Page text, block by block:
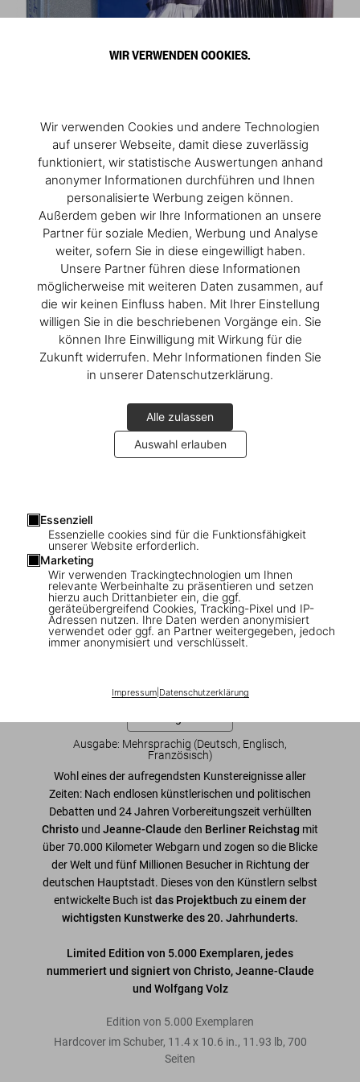
WIR VERWENDEN COOKIES.
Wir verwenden Cookies und andere Technologien
auf unserer Webseite, damit diese zuverlässig
funktioniert, wir statistische Auswertungen anhand
anonymer Informationen durchführen und Ihnen
personalisierte Werbung zeigen können.
Außerdem geben wir Ihre Informationen an unsere
Partner für soziale Medien, Werbung und Analyse
weiter, sofern Sie in diese eingewilligt haben.
Unsere Partner führen diese Informationen
möglicherweise mit weiteren Daten zusammen, auf
die wir keinen Einfluss haben. Mit Ihrer Einstellung
willigen Sie in die beschriebenen Vorgänge ein. Sie
können Ihre Einwilligung mit Wirkung für die
Zukunft widerrufen. Mehr Informationen finden Sie
in unserer Datenschutzerklärung.
Alle zulassen
Auswahl erlauben
Essenziell
Essenzielle cookies sind für die Funktionsfähigkeit
unserer Website erforderlich.
Marketing
Wir verwenden Trackingtechnologien um Ihnen
relevante Werbeinhalte zu präsentieren und setzen
hierzu auch Drittanbieter ein, die ggf.
geräteübergreifend Cookies, Tracking-Pixel und IP-
Adressen nutzen. Ihre Daten werden anonymisiert
verwendet oder ggf. an Partner weitergegeben, jedoch
immer anonymisiert und verschlüsselt.
Impressum| Datenschutzerklärung
SOLD OUT
Christo and Jeanne-Claude. Wrapped
Reichstag. Berlin 1971–1995
US$ 2.000
Warteliste ein, damit wir Sie informieren können.
Ausgabe: Mehrsprachig (Deutsch, Englisch,
Französisch)
Wohl eines der aufregendsten Kunstereignisse aller
Zeiten: Nach endlosen künstlerischen und politischen
Debatten und 24 Jahren Vorbereitungszeit verhüllten
Christo und Jeanne-Claude den Berliner Reichstag mit
über 70.000 Kilometer Webgarn und zogen so die Blicke
der Welt und fünf Millionen Besucher in Richtung der
deutschen Hauptstadt. Dieses von den Künstlern selbst
entwickelte Buch ist das Projektbuch zu einem der
wichtigsten Kunstwerke des 20. Jahrhunderts.
Limited Edition von 5.000 Exemplaren, jedes
nummeriert und signiert von Christo, Jeanne-Claude
und Wolfgang Volz
Edition von 5.000 Exemplaren
Hardcover im Schuber, 11.4x 10.6 in., 11.93 lb, 700
Seiten